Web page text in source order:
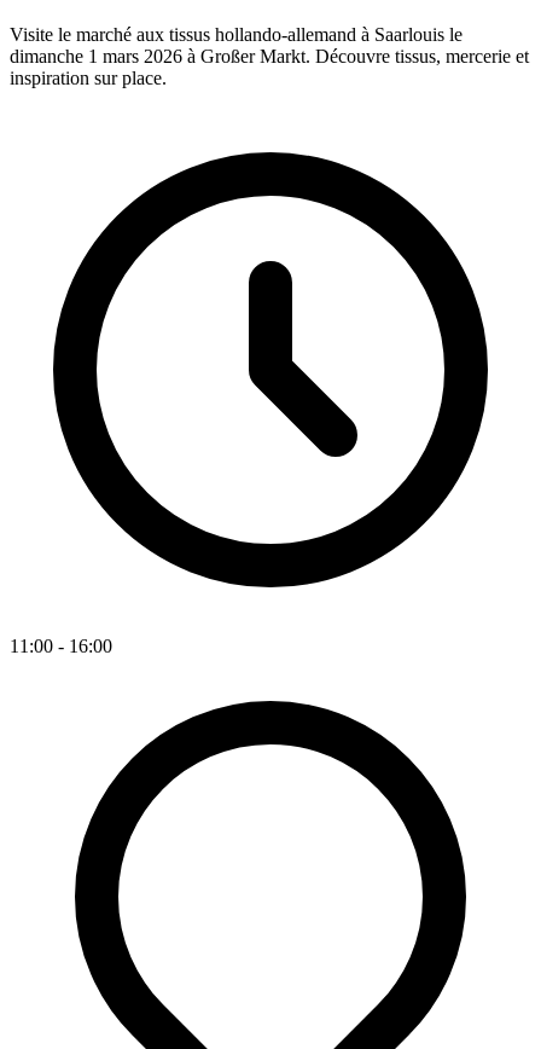
Visite le marché aux tissus hollando-allemand à Saarlouis le
dimanche 1 mars 2026 à Großer Markt. Découvre tissus, mercerie et
inspiration sur place.
11:00 - 16:00